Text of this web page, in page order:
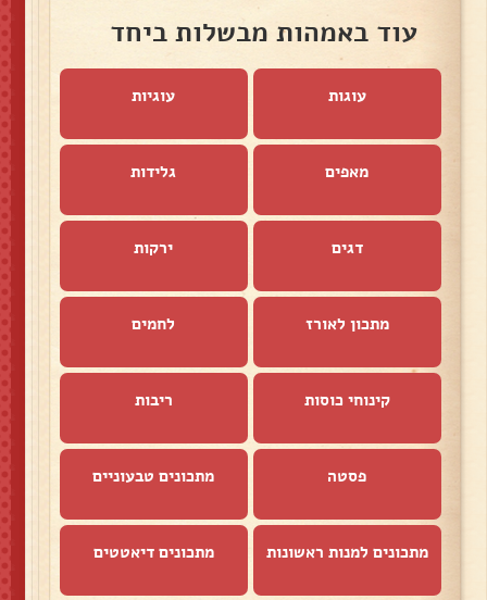
עוד באמהות מבשלות ביחד
עוגות עוגיות
מאפים גלידות
דגים ירקות
מתכון לאורז לחמים
קינוחי כוסות ריבות
פסטה מתכונים טבעוניים
מתכונים למנות ראשונות מתכונים דיאטטים